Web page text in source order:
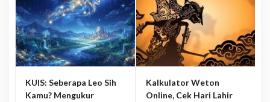
KUIS: Seberapa Leo Sih
Kamu? Mengukur
Kalkulator Weton
Online, Cek Hari Lahir